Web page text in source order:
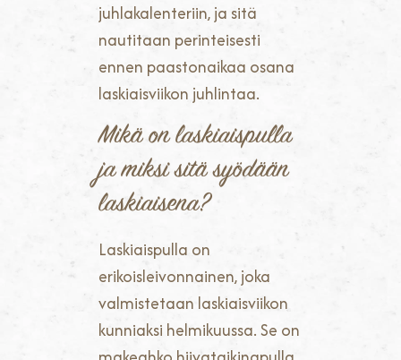
juhlakalenteriin, ja sitä
nautitaan perinteisesti
ennen paastonaikaa osana
laskiaisviikon juhlintaa.
Mikä on laskiaispulla
ja miksi sitä syödään
laskiaisena?
Laskiaispulla on
erikoisleivonnainen, joka
valmistetaan laskiaisviikon
kunniaksi helmikuussa. Se on